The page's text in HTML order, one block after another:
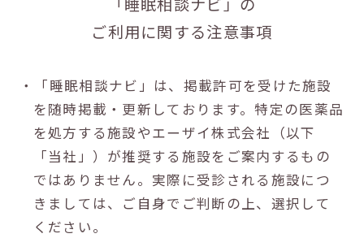
ご利用に関する注意事項
・「睡眠相談ナビ」は、掲載許可を受けた施設
を随時掲載・更新しております。特定の医薬品
を処方する施設やエーザイ株式会社（以下
「当社」）が推奨する施設をご案内するもの
ではありません。実際に受診される施設につ
きましては、ご自身でご判断の上、選択して
ください。